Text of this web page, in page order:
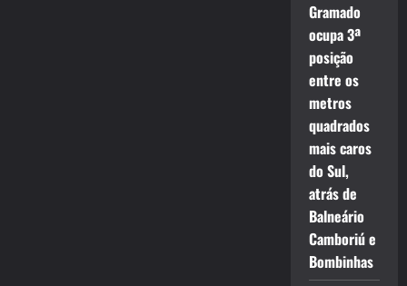
Gramado
ocupa 3ª
posição
entre os
metros
quadrados
mais caros
do Sul,
atrás de
Balneário
Camboriú e
Bombinhas